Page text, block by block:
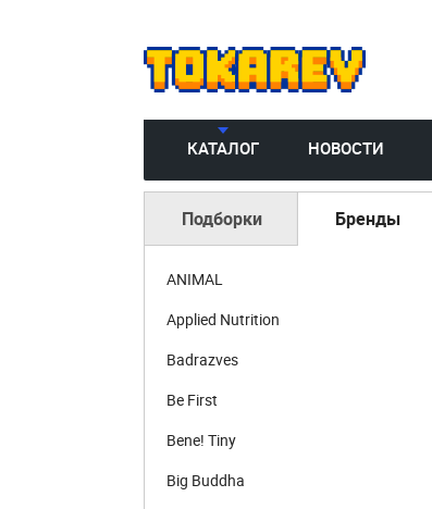
КАТАЛОГ НОВОСТИ
Подборки Бренды
ANIMAL
Applied Nutrition
Badrazves
Be First
Bene! Tiny
Big Buddha